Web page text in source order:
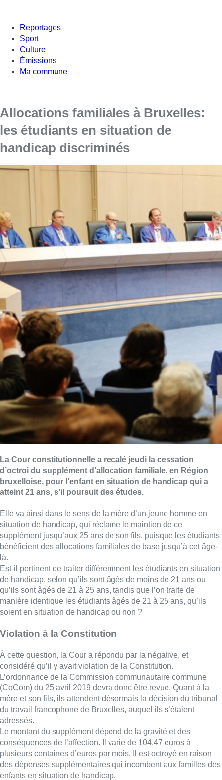
Reportages
Sport
Culture
Émissions
Ma commune
Allocations familiales à Bruxelles:
les étudiants en situation de
handicap discriminés
La Cour constitutionnelle a recalé jeudi la cessation
d’octroi du supplément d’allocation familiale, en Région
bruxelloise, pour l’enfant en situation de handicap qui a
atteint 21 ans, s’il poursuit des études.
Elle va ainsi dans le sens de la mère d’un jeune homme en
situation de handicap, qui réclame le maintien de ce
supplément jusqu’aux 25 ans de son fils, puisque les étudiants
bénéficient des allocations familiales de base jusqu’à cet âge-
là.
Est-il pertinent de traiter différemment les étudiants en situation
de handicap, selon qu’ils sont âgés de moins de 21 ans ou
qu’ils sont âgés de 21 à 25 ans, tandis que l’on traite de
manière identique les étudiants âgés de 21 à 25 ans, qu’ils
soient en situation de handicap ou non ?
Violation à la Constitution
À cette question, la Cour a répondu par la négative, et
considéré qu’il y avait violation de la Constitution.
L’ordonnance de la Commission communautaire commune
(CoCom) du 25 avril 2019 devra donc être revue. Quant à la
mère et son fils, ils attendent désormais la décision du tribunal
du travail francophone de Bruxelles, auquel ils s’étaient
adressés.
Le montant du supplément dépend de la gravité et des
conséquences de l’affection. Il varie de 104,47 euros à
plusieurs centaines d’euros par mois. Il est octroyé en raison
des dépenses supplémentaires qui incombent aux familles des
enfants en situation de handicap.